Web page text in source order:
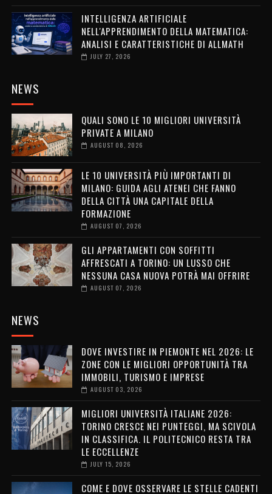
INTELLIGENZA ARTIFICIALE
NELL'APPRENDIMENTO DELLA MATEMATICA:
ANALISI E CARATTERISTICHE DI ALLMATH
JULY 27, 2026
NEWS
QUALI SONO LE 10 MIGLIORI UNIVERSITÀ
PRIVATE A MILANO
AUGUST 08, 2026
LE 10 UNIVERSITÀ PIÙ IMPORTANTI DI
MILANO: GUIDA AGLI ATENEI CHE FANNO
DELLA CITTÀ UNA CAPITALE DELLA
FORMAZIONE
AUGUST 07, 2026
GLI APPARTAMENTI CON SOFFITTI
AFFRESCATI A TORINO: UN LUSSO CHE
NESSUNA CASA NUOVA POTRÀ MAI OFFRIRE
AUGUST 07, 2026
NEWS
DOVE INVESTIRE IN PIEMONTE NEL 2026: LE
ZONE CON LE MIGLIORI OPPORTUNITÀ TRA
IMMOBILI, TURISMO E IMPRESE
AUGUST 03, 2026
MIGLIORI UNIVERSITÀ ITALIANE 2026:
TORINO CRESCE NEI PUNTEGGI, MA SCIVOLA
IN CLASSIFICA. IL POLITECNICO RESTA TRA
LE ECCELLENZE
JULY 15, 2026
COME E DOVE OSSERVARE LE STELLE CADENTI